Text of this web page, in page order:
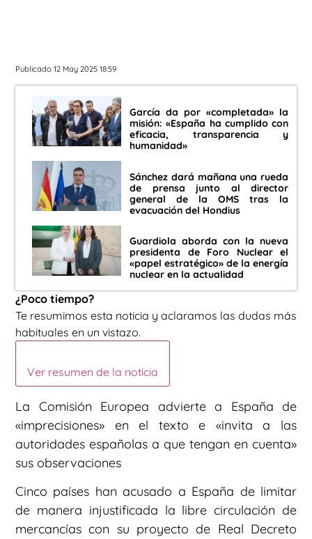
Publicado 12 May 2025 18:59
García da por «completada» la
misión: «España ha cumplido con
eficacia, transparencia y
humanidad»
Sánchez dará mañana una rueda
de prensa junto al director
general de la OMS tras la
evacuación del Hondius
Guardiola aborda con la nueva
presidenta de Foro Nuclear el
«papel estratégico» de la energía
nuclear en la actualidad
¿Poco tiempo?
Te resumimos esta noticia y aclaramos las dudas más
habituales en un vistazo.
Ver resumen de la noticia
La Comisión Europea advierte a España de
«imprecisiones» en el texto e «invita a las
autoridades españolas a que tengan en cuenta»
sus observaciones
Cinco países han acusado a España de limitar
de manera injustificada la libre circulación de
mercancías con su proyecto de Real Decreto